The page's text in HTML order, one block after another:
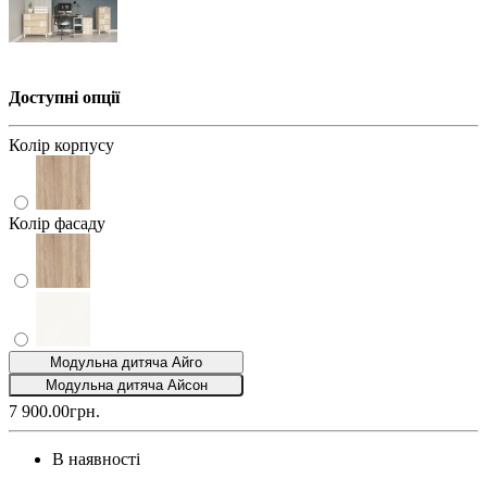
Доступні опції
Колір корпусу
Колір фасаду
Модульна дитяча Айго
Модульна дитяча Айсон
7 900.00грн.
В наявності